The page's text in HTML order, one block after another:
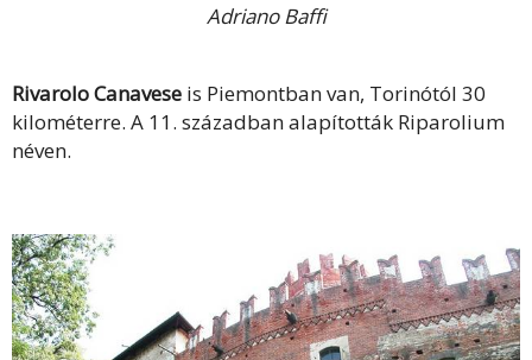
Adriano Baffi
Rivarolo Canavese is Piemontban van, Torinótól 30
kilométerre. A 11. században alapították Riparolium
néven.